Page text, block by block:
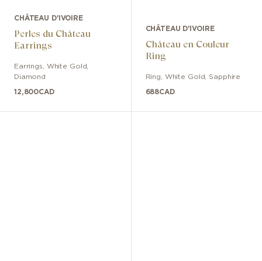
CHÂTEAU D'IVOIRE
Perles du Château
Earrings
Earrings White Gold
Diamond
12,800CAD
CHÂTEAU D'IVOIRE
Château en Couleur
Ring
Ring White Gold Sapphire
688CAD